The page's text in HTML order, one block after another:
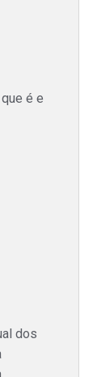
é e
dos